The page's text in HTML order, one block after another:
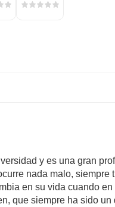
y es una gran
nada malo, siempre
en su vida cuando
que siempre ha sido un